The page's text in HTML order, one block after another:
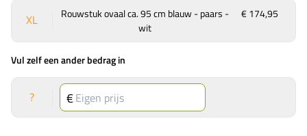
XL
Rouwstuk ovaal ca. 95 cm blauw - paars -
wit
€ 174,95
Vul zelf een ander bedrag in
?